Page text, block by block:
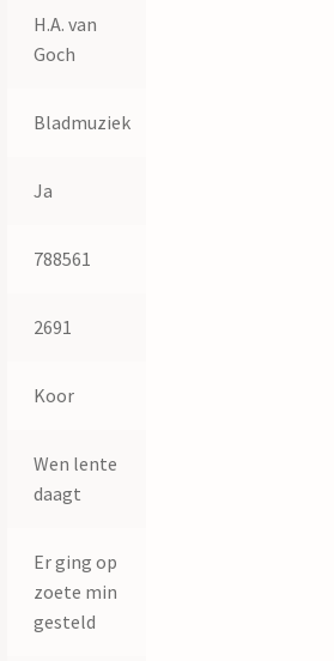
H.A. van
Goch
Bladmuziek
Ja
788561
2691
Koor
Wen lente
daagt
Er ging op
zoete min
gesteld